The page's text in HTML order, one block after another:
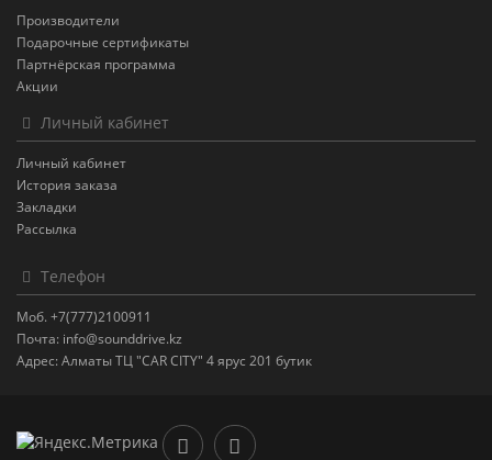
Производители
Подарочные сертификаты
Партнёрская программа
Акции
Личный кабинет
Личный кабинет
История заказа
Закладки
Рассылка
Телефон
Моб. +7(777)2100911
Почта: info@sounddrive.kz
Адрес: Алматы ТЦ "CAR CITY" 4 ярус 201 бутик